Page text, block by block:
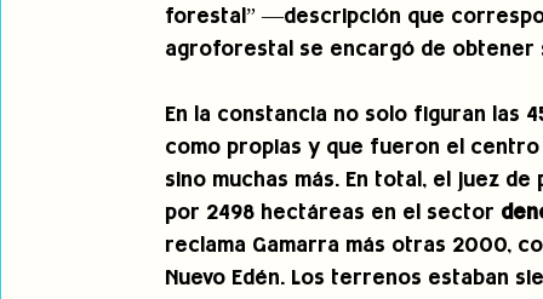
forestal” —descripción que
agroforestal se encargó de obtener
En la constancia no solo figuran las
como propias y que fueron el
sino muchas más. En total, el juez
por 2498 hectáreas en el sector
reclama Gamarra más otras 2000,
Nuevo Edén. Los terrenos estaban